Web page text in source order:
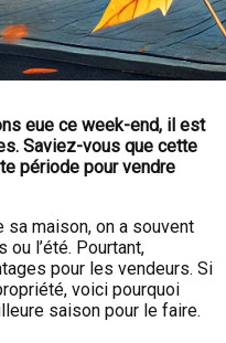
eue ce week-end, il est
Saviez-vous que cette
période pour vendre
sa maison, on a souvent
l’été. Pourtant,
pour les vendeurs. Si
voici pourquoi
saison pour le faire.